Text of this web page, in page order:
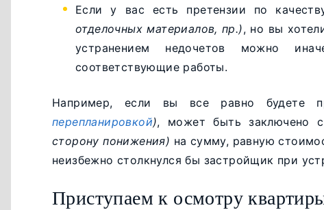
Если у вас есть претензии по
отделочных материалов, пр.), но вы
устранением недочетов можно
соответствующие работы.
Например, если вы все равно будете
перепланировкой), может быть заключено
сторону понижения) на сумму, равную
неизбежно столкнулся бы застройщик при
Приступаем к осмотру